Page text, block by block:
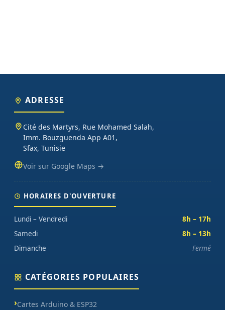
ADRESSE
Cité des Martyrs, Rue Mohamed Salah,
Imm. Bouzguenda App A01,
Sfax, Tunisie
Voir sur Google Maps →
HORAIRES D'OUVERTURE
Lundi – Vendredi
8h – 17h
Samedi
8h – 13h
Dimanche
Fermé
CATÉGORIES POPULAIRES
Cartes Arduino & ESP32